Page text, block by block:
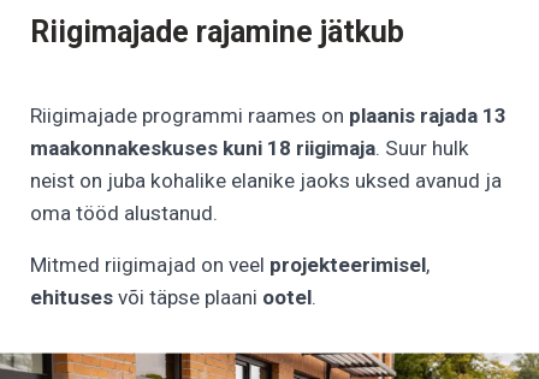
Riigimajade rajamine jätkub
Riigimajade programmi raames on plaanis rajada 13
maakonnakeskuses kuni 18 riigimaja. Suur hulk
neist on juba kohalike elanike jaoks uksed avanud ja
oma tööd alustanud.
Mitmed riigimajad on veel projekteerimisel,
ehituses või täpse plaani ootel.